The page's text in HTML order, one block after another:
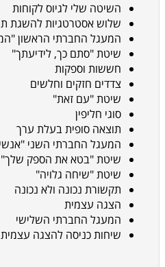
השיטה שלי לגיוס לקוחות
שלוש אסטרטגיות להשגת
המעגל החברתי הראשון
שיטת "סתם כך, לידיעתך"
חששות וספקות
צדדים חזקים וחלשים
שיטת "עם זאת"
סוגי חליפין
תוצאה סופית בעלת ערך
המעגל החברתי השני
שיטת "בטא את הספק שלך"
שיטת "שיחה גלויה"
תקשורת נכונה ולא נכונה
הצגה עצמית
המעגל החברתי השלישי
שיחות כניסה להצגה עצמית